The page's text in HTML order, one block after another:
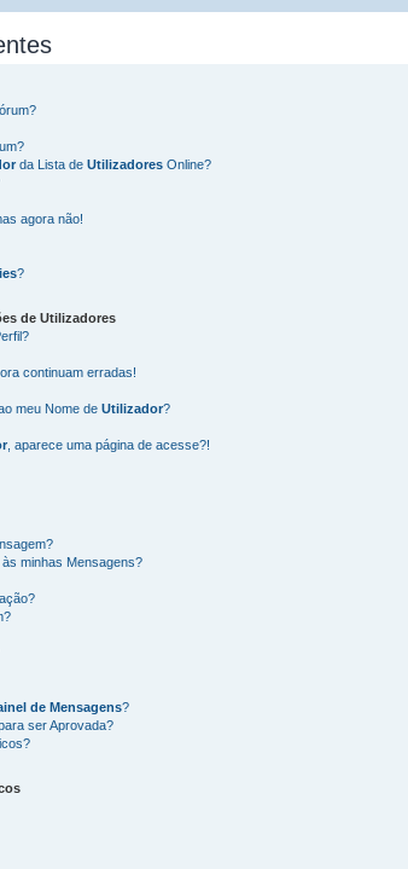
da Lista de Utilizadores Online?
agora não!
?
de Utilizadores
continuam erradas!
meu Nome de Utilizador?
, aparece uma página de acesse?!
minhas Mensagens?
de Mensagens?
ser Aprovada?